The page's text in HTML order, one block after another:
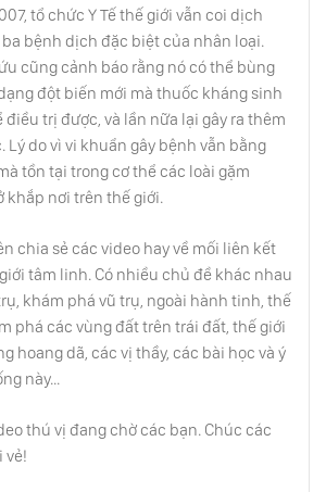
Hồ Quý Ly - Người Đặt Tên Việt Nam Là Đại
Ngu Và Ban Hành Tiền Giấy
Tại Sao Địa Lý Nước Nga Tệ?
Vì Sao Bạn Cần Phải Biết Về Đại Tướng Lê
Trọng Tấn?
Số Phận Viên Tướng ‘’Lươn Lẹo’’ Nhất Trung
tổ chức Y Tế thế giới vẫn coi dịch
bệnh dịch đặc biệt của nhân loại.
cũng cảnh báo rằng nó có thể bùng
đột biến mới mà thuốc kháng sinh
trị được, và lần nữa lại gây ra thêm
Lý do vì vi khuẩn gây bệnh vẫn bằng
tồn tại trong cơ thể các loài gặm
khắp nơi trên thế giới.
chia sẻ các video hay về mối liên kết
tâm linh. Có nhiều chủ đề khác nhau
khám phá vũ trụ, ngoài hành tinh, thế
phá các vùng đất trên trái đất, thế giới
hoang dã, các vị thầy, các bài học và ý
này...
thú vị đang chờ các bạn. Chúc các
vẻ!